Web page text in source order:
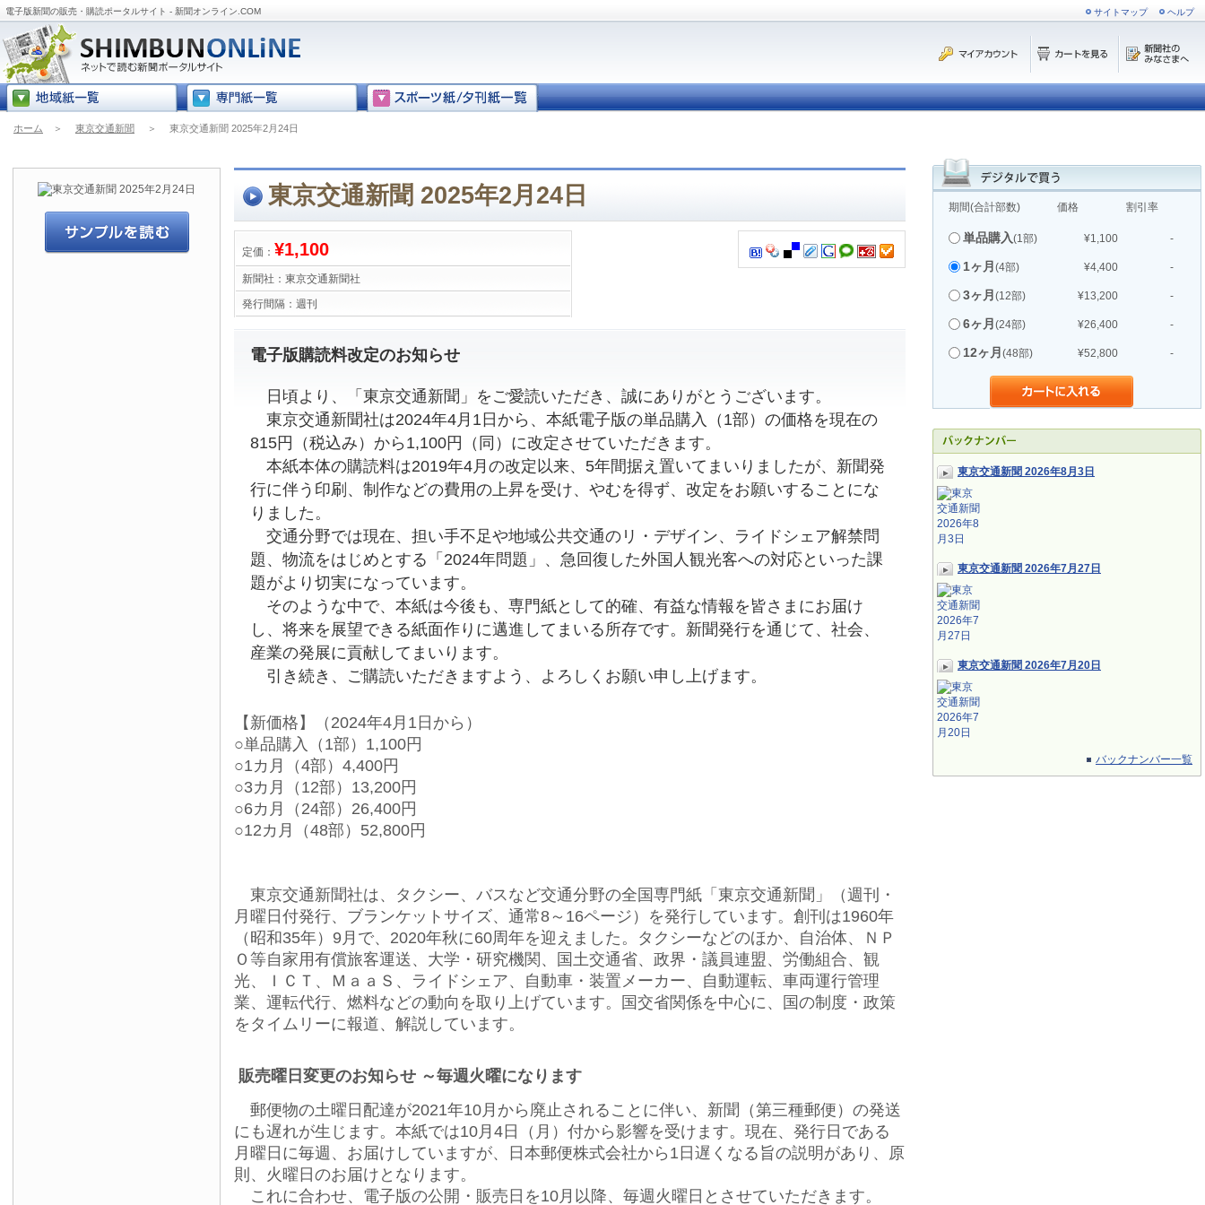
電子版新聞の販売・購読ポータルサイト - 新聞オンライン.COM サイトマップ ヘルプ
ホーム ＞ 東京交通新聞 ＞ 東京交通新聞 2025年2月24日
期間(合計部数) 価格 割引率
単品購入(1部) ¥1,100 -
1ヶ月 (4部) ¥4,400 -
3ヶ月 (12部) ¥13,200 -
6ヶ月 (24部) ¥26,400 -
12ヶ月 (48部) ¥52,800 -
東京交通新聞 2026年8月3日
東京交通新聞 2026年7月27日
東京交通新聞 2026年7月20日
バックナンバー一覧
東京交通新聞 2025年2月24日
定価： ¥1,100
新聞社： 東京交通新聞社
発行間隔： 週刊
電子版購読料改定のお知らせ
日頃より、「東京交通新聞」をご愛読いただき、誠にありがとうございます。
東京交通新聞社は2024年4月1日から、本紙電子版の単品購入（1部）の価格を現在の
815円（税込み）から1,100円（同）に改定させていただきます。
本紙本体の購読料は2019年4月の改定以来、5年間据え置いてまいりましたが、新聞発
行に伴う印刷、制作などの費用の上昇を受け、やむを得ず、改定をお願いすることにな
りました。
交通分野では現在、担い手不足や地域公共交通のリ・デザイン、ライドシェア解禁問
題、物流をはじめとする「2024年問題」、急回復した外国人観光客への対応といった課
題がより切実になっています。
そのような中で、本紙は今後も、専門紙として的確、有益な情報を皆さまにお届け
し、将来を展望できる紙面作りに邁進してまいる所存です。新聞発行を通じて、社会、
産業の発展に貢献してまいります。
引き続き、ご購読いただきますよう、よろしくお願い申し上げます。
【新価格】（2024年4月1日から）
○単品購入（1部）1,100円
○1カ月（4部）4,400円
○3カ月（12部）13,200円
○6カ月（24部）26,400円
○12カ月（48部）52,800円
東京交通新聞社は、タクシー、バスなど交通分野の全国専門紙「東京交通新聞」（週刊・
月曜日付発行、ブランケットサイズ、通常8～16ページ）を発行しています。創刊は1960年
（昭和35年）9月で、2020年秋に60周年を迎えました。タクシーなどのほか、自治体、ＮＰ
Ｏ等自家用有償旅客運送、大学・研究機関、国土交通省、政界・議員連盟、労働組合、観
光、ＩＣＴ、ＭａａＳ、ライドシェア、自動車・装置メーカー、自動運転、車両運行管理
業、運転代行、燃料などの動向を取り上げています。国交省関係を中心に、国の制度・政策
をタイムリーに報道、解説しています。
販売曜日変更のお知らせ ～毎週火曜になります
郵便物の土曜日配達が2021年10月から廃止されることに伴い、新聞（第三種郵便）の発送
にも遅れが生じます。本紙では10月4日（月）付から影響を受けます。現在、発行日である
月曜日に毎週、お届けしていますが、日本郵便株式会社から1日遅くなる旨の説明があり、原
則、火曜日のお届けとなります。
これに合わせ、電子版の公開・販売日を10月以降、毎週火曜日とさせていただきます。